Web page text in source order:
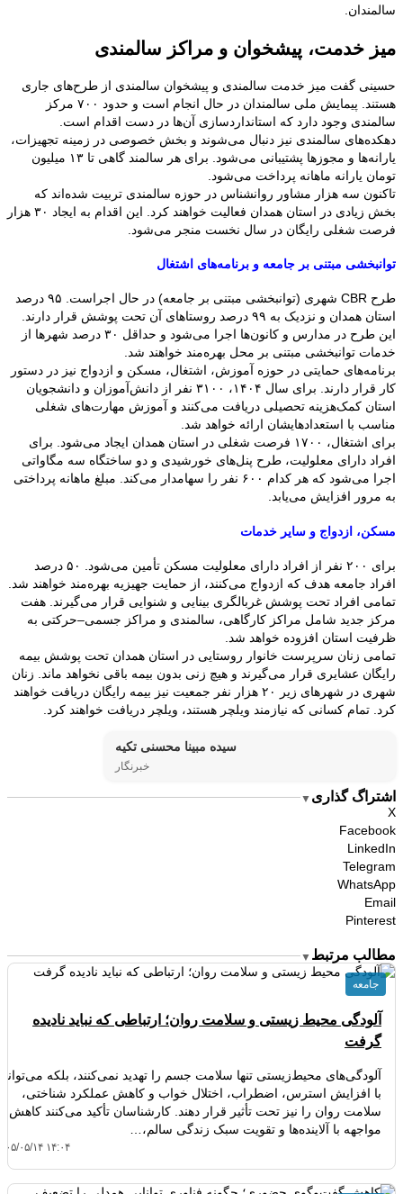
سالمندان.
میز خدمت، پیشخوان و مراکز سالمندی
حسینی گفت میز خدمت سالمندی و پیشخوان سالمندی از طرح‌های جاری
هستند. پیمایش ملی سالمندان در حال انجام است و حدود ۷۰۰ مرکز
سالمندی وجود دارد که استانداردسازی آن‌ها در دست اقدام است.
دهکده‌های سالمندی نیز دنبال می‌شوند و بخش خصوصی در زمینه تجهیزات،
یارانه‌ها و مجوزها پشتیبانی می‌شود. برای هر سالمند گاهی تا ۱۳ میلیون
تومان یارانه ماهانه پرداخت می‌شود.
تاکنون سه هزار مشاور روانشناس در حوزه سالمندی تربیت شده‌اند که
بخش زیادی در استان همدان فعالیت خواهند کرد. این اقدام به ایجاد ۳۰ هزار
فرصت شغلی رایگان در سال نخست منجر می‌شود.
توانبخشی مبتنی بر جامعه و برنامه‌های اشتغال
طرح CBR شهری (توانبخشی مبتنی بر جامعه) در حال اجراست. ۹۵ درصد
استان همدان و نزدیک به ۹۹ درصد روستاهای آن تحت پوشش قرار دارند.
این طرح در مدارس و کانون‌ها اجرا می‌شود و حداقل ۳۰ درصد شهرها از
خدمات توانبخشی مبتنی بر محل بهره‌مند خواهند شد.
برنامه‌های حمایتی در حوزه آموزش، اشتغال، مسکن و ازدواج نیز در دستور
کار قرار دارند. برای سال ۱۴۰۴، ۳۱۰۰ نفر از دانش‌آموزان و دانشجویان
استان کمک‌هزینه تحصیلی دریافت می‌کنند و آموزش مهارت‌های شغلی
مناسب با استعدادهایشان ارائه خواهد شد.
برای اشتغال، ۱۷۰۰ فرصت شغلی در استان همدان ایجاد می‌شود. برای
افراد دارای معلولیت، طرح پنل‌های خورشیدی و دو ساختگاه سه مگاواتی
اجرا می‌شود که هر کدام ۶۰۰ نفر را سهامدار می‌کند. مبلغ ماهانه پرداختی
به مرور افزایش می‌یابد.
مسکن، ازدواج و سایر خدمات
برای ۲۰۰ نفر از افراد دارای معلولیت مسکن تأمین می‌شود. ۵۰ درصد
افراد جامعه هدف که ازدواج می‌کنند، از حمایت جهیزیه بهره‌مند خواهند شد.
تمامی افراد تحت پوشش غربالگری بینایی و شنوایی قرار می‌گیرند. هفت
مرکز جدید شامل مراکز کارگاهی، سالمندی و مراکز جسمی–حرکتی به
ظرفیت استان افزوده خواهد شد.
تمامی زنان سرپرست خانوار روستایی در استان همدان تحت پوشش بیمه
رایگان عشایری قرار می‌گیرند و هیچ زنی بدون بیمه باقی نخواهد ماند. زنان
شهری در شهرهای زیر ۲۰ هزار نفر جمعیت نیز بیمه رایگان دریافت خواهند
کرد. تمام کسانی که نیازمند ویلچر هستند، ویلچر دریافت خواهند کرد.
سیده مبینا محسنی تکیه
خبرنگار
اشتراگ گذاری ▼
X
Facebook
LinkedIn
Telegram
WhatsApp
Email
Pinterest
مطالب مرتبط ▼
آلودگی محیط زیستی و سلامت روان؛ ارتباطی که نباید نادیده
گرفت
آلودگی‌های محیط‌زیستی تنها سلامت جسم را تهدید نمی‌کنند، بلکه
با افزایش استرس، اضطراب، اختلال خواب و کاهش عملکرد شناختی،
سلامت روان را نیز تحت تأثیر قرار دهند. کارشناسان تأکید می‌کنند کاهش
مواجهه با آلاینده‌ها و تقویت سبک زندگی سالم،…
۱۴۰۵/۰۵/۱۴
جامعه